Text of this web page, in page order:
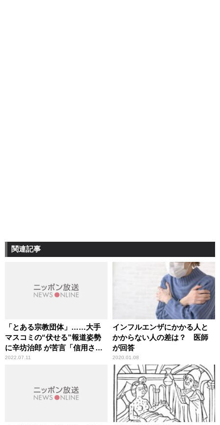
関連記事
「とある宗教団体」……大手
マスコミの“伏せる”報道姿勢
に辛坊治郎 が苦言「信用され
ない」
2022.07.11
インフルエンザにかかる人と
かからない人の差は？ 医師
が回答
2020.01.08